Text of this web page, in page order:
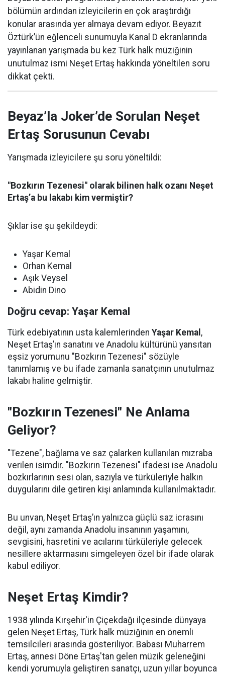
bölümün ardından izleyicilerin en çok araştırdığı
konular arasında yer almaya devam ediyor. Beyazıt
Öztürk’ün eğlenceli sunumuyla Kanal D ekranlarında
yayınlanan yarışmada bu kez Türk halk müziğinin
unutulmaz ismi Neşet Ertaş hakkında yöneltilen soru
dikkat çekti.
Beyaz’la Joker’de Sorulan Neşet
Ertaş Sorusunun Cevabı
Yarışmada izleyicilere şu soru yöneltildi:
"Bozkırın Tezenesi" olarak bilinen halk ozanı Neşet
Ertaş’a bu lakabı kim vermiştir?
Şıklar ise şu şekildeydi:
Yaşar Kemal
Orhan Kemal
Aşık Veysel
Abidin Dino
Doğru cevap: Yaşar Kemal
Türk edebiyatının usta kalemlerinden Yaşar Kemal ,
Neşet Ertaş’ın sanatını ve Anadolu kültürünü yansıtan
eşsiz yorumunu "Bozkırın Tezenesi" sözüyle
tanımlamış ve bu ifade zamanla sanatçının unutulmaz
lakabı haline gelmiştir.
"Bozkırın Tezenesi" Ne Anlama
Geliyor?
"Tezene", bağlama ve saz çalarken kullanılan mızraba
verilen isimdir. "Bozkırın Tezenesi" ifadesi ise Anadolu
bozkırlarının sesi olan, sazıyla ve türküleriyle halkın
duygularını dile getiren kişi anlamında kullanılmaktadır.
Bu unvan, Neşet Ertaş’ın yalnızca güçlü saz icrasını
değil, aynı zamanda Anadolu insanının yaşamını,
sevgisini, hasretini ve acılarını türküleriyle gelecek
nesillere aktarmasını simgeleyen özel bir ifade olarak
kabul ediliyor.
Neşet Ertaş Kimdir?
1938 yılında Kırşehir'in Çiçekdağı ilçesinde dünyaya
gelen Neşet Ertaş, Türk halk müziğinin en önemli
temsilcileri arasında gösteriliyor. Babası Muharrem
Ertaş, annesi Döne Ertaş'tan gelen müzik geleneğini
kendi yorumuyla geliştiren sanatçı, uzun yıllar boyunca